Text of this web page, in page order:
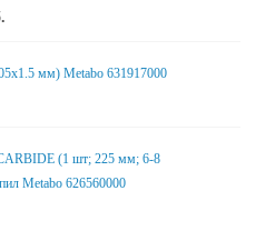
мм) Metabo 631917000
(1 шт; 225 мм; 6-8
Metabo 626560000